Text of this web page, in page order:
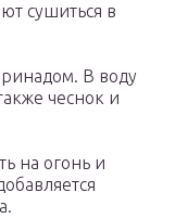
сушиться в
В воду
чеснок и
на огонь и